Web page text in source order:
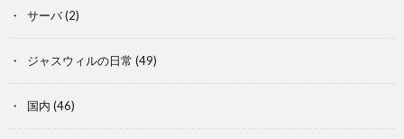
サーバ(2)
ジャスウィルの日常 (49)
国内 (46)